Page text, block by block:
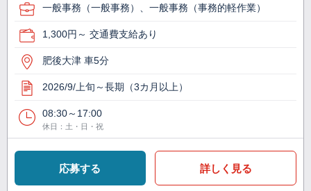
一般事務（一般事務）、一般事務（事務的軽作業）
1,300円～ 交通費支給あり
肥後大津 車5分
2026/9/上旬～長期（3カ月以上）
08:30～17:00
休日：土・日・祝
応募する 詳しく見る